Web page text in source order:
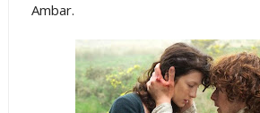
Ambar.